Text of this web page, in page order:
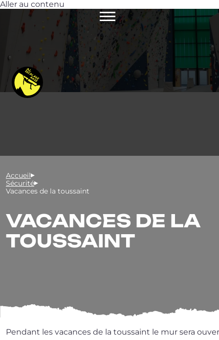
Aller au contenu
Menu
Accueil
Sécurité
Vacances de la toussaint
VACANCES DE LA
TOUSSAINT
Pendant les vacances de la tous­saint le mur sera